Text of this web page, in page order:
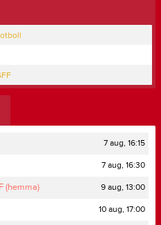
7 aug, 16:15
7 aug, 16:30
(hemma) 9 aug, 13:00
10 aug, 17:00